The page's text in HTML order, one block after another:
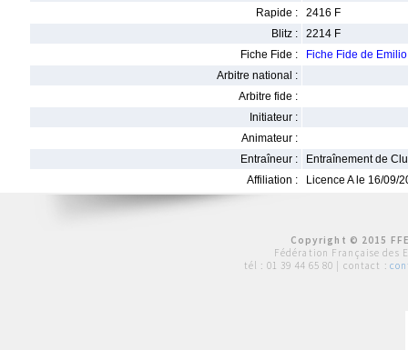
Rapide :
2416 F
Blitz :
2214 F
Fiche Fide :
Fiche Fide de
Arbitre national :
Arbitre fide :
Initiateur :
Animateur :
Entraîneur :
Entraînement de
Affiliation :
Licence A le 16/09/
Copyright © 2015
Fédération Française des
tél : 01 39 44 65 80 | contact :